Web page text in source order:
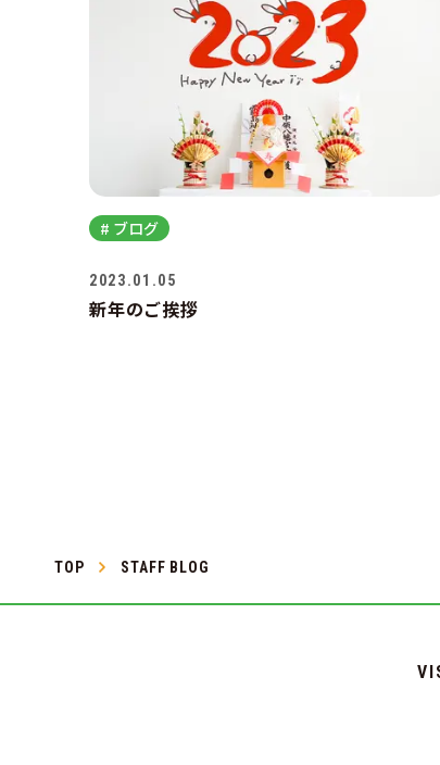
# ブログ
2023.01.05
新年のご挨拶
TOP STAFF BLOG